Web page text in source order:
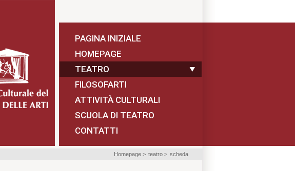
Homepage > teatro > scheda
PAGINA INIZIALE
HOMEPAGE
TEATRO
FILOSOFARTI
ATTIVITÀ CULTURALI
SCUOLA DI TEATRO
CONTATTI